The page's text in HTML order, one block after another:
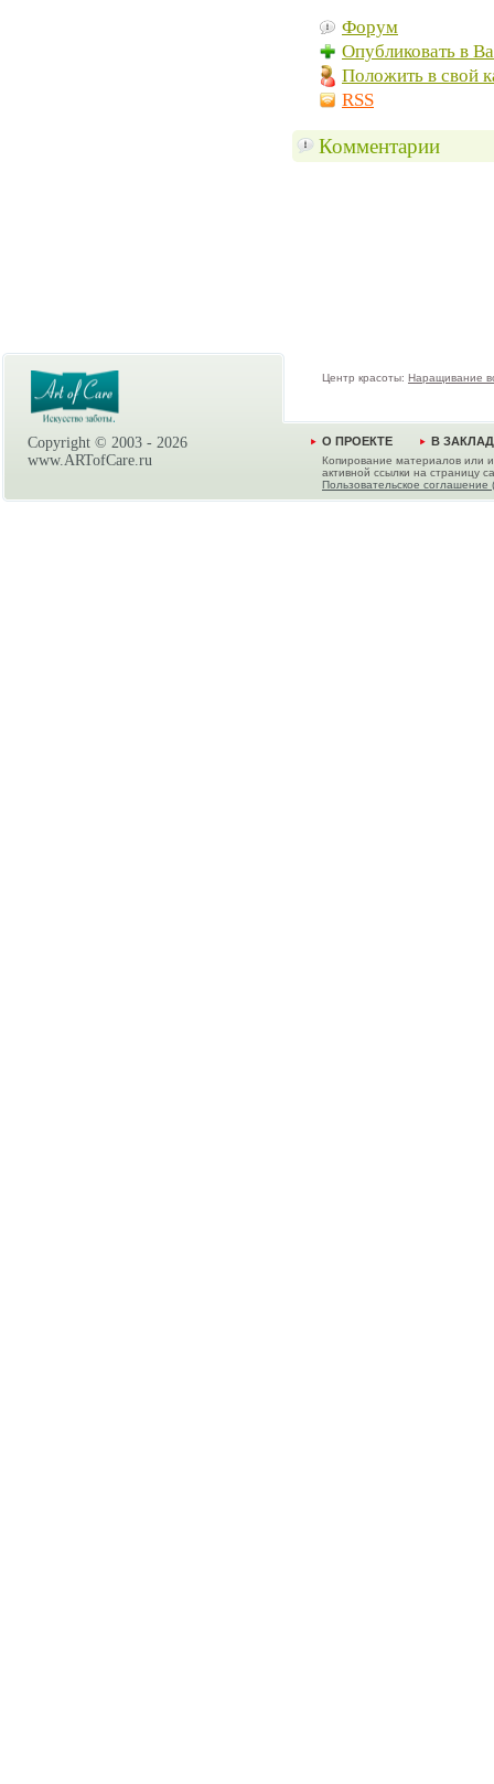
Форум
Опубликовать в
Положить в свой
RSS
Комментарии
Copyright © 2003 - 2026
www.ARTofCare.ru
Центр красоты: Наращивание
О ПРОЕКТЕ В
Копирование материалов или
активной ссылки на страницу
Пользовательское